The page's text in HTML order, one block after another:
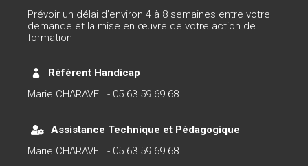
Prévoir un délai d’environ 4 à 8 semaines entre votre
demande et la mise en œuvre de votre action de
formation

Référent Handicap
Marie CHARAVEL - 05 63 59 69 68

Assistance Technique et Pédagogique
Marie CHARAVEL - 05 63 59 69 68